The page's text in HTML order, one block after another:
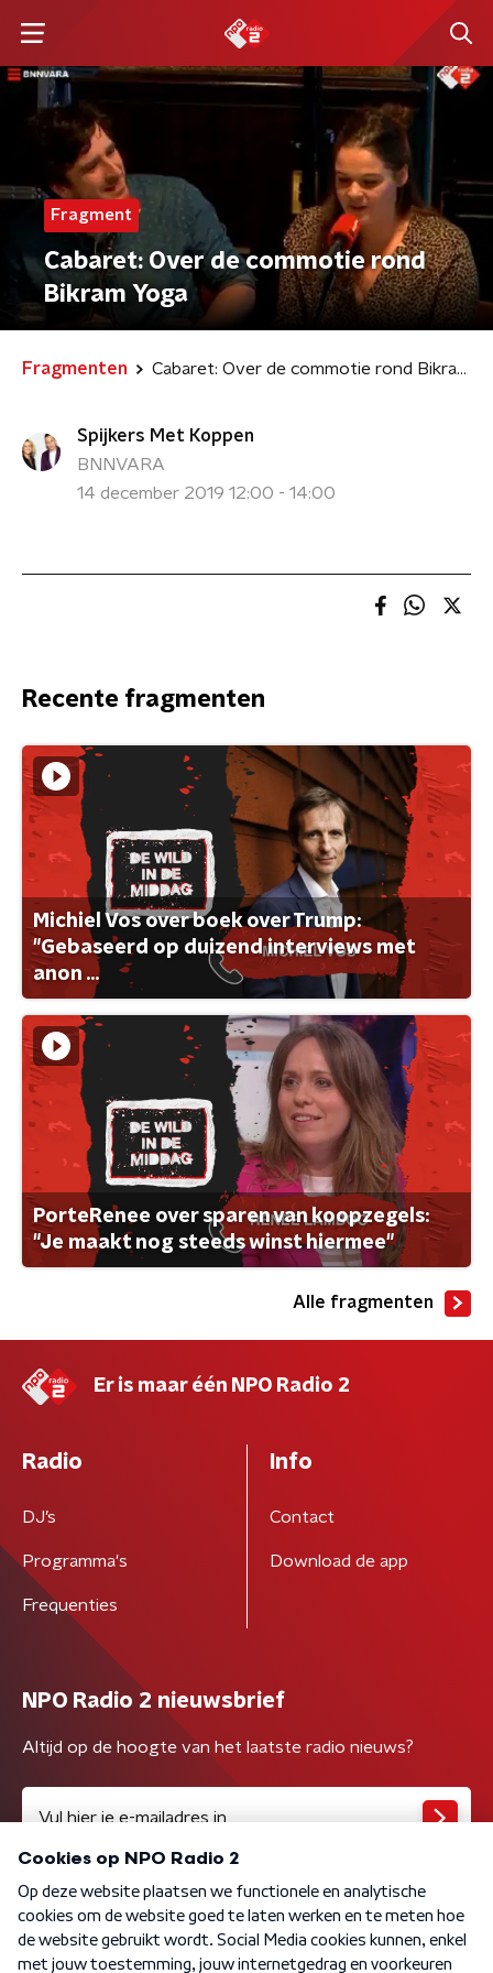
Fragment
Cabaret: Over de commotie rond
Bikram Yoga
Fragmenten Cabaret: Over de commotie rond Bikram Yoga
Spijkers Met Koppen
BNNVARA
14 december 2019 12:00 - 14:00
Recente fragmenten
Michiel Vos over boek over Trump:
"Gebaseerd op duizend interviews met
anon ...
PorteRenee over sparen van koopzegels:
"Je maakt nog steeds winst hiermee"
Alle fragmenten
Er is maar één NPO Radio 2
Radio
DJ’s
Programma's
Frequenties
Info
Contact
Download de app
NPO Radio 2 nieuwsbrief
Altijd op de hoogte van het laatste radio nieuws?
Algemene voorwaarden